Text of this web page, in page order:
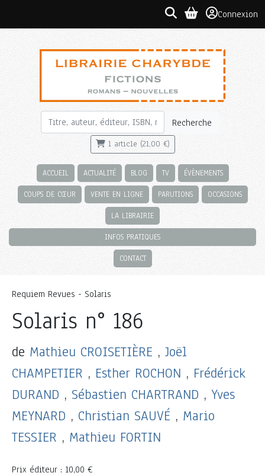
Connexion
Recherche
1 article (21,00 €)
ACCUEIL ACTUALITÉ BLOG TV ÉVÈNEMENTS
COUPS DE CŒUR VENTE EN LIGNE PARUTIONS OCCASIONS
LA LIBRAIRIE
INFOS PRATIQUES
CONTACT
Requiem Revues - Solaris
Solaris n° 186
de Mathieu CROISETIÈRE , Joël
CHAMPETIER , Esther ROCHON , Frédérick
DURAND , Sébastien CHARTRAND , Yves
MEYNARD , Christian SAUVÉ , Mario
TESSIER , Mathieu FORTIN
Prix éditeur : 10,00 €